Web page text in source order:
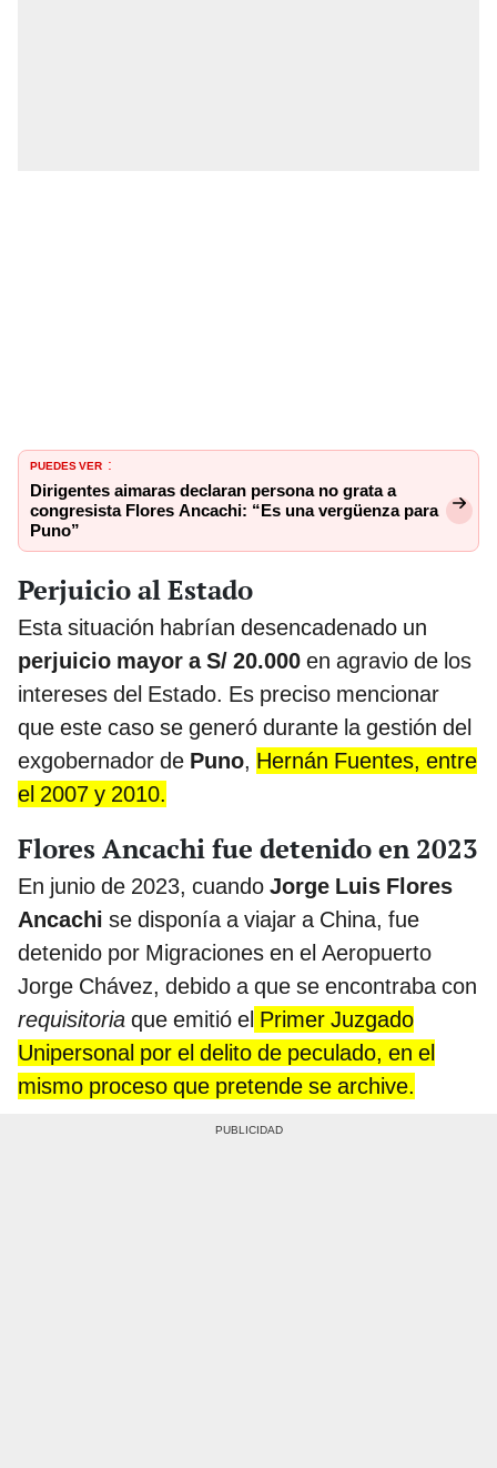
PUEDES VER :
Dirigentes aimaras declaran persona no grata a
congresista Flores Ancachi: “Es una vergüenza para
Puno”
Perjuicio al Estado
Esta situación habrían desencadenado un
perjuicio mayor a S/ 20.000 en agravio de los
intereses del Estado. Es preciso mencionar
que este caso se generó durante la gestión del
exgobernador de Puno, Hernán Fuentes, entre
el 2007 y 2010.
Flores Ancachi fue detenido en 2023
En junio de 2023, cuando Jorge Luis Flores
Ancachi se disponía a viajar a China, fue
detenido por Migraciones en el Aeropuerto
Jorge Chávez, debido a que se encontraba con
requisitoria que emitió el Primer Juzgado
Unipersonal por el delito de peculado, en el
mismo proceso que pretende se archive.